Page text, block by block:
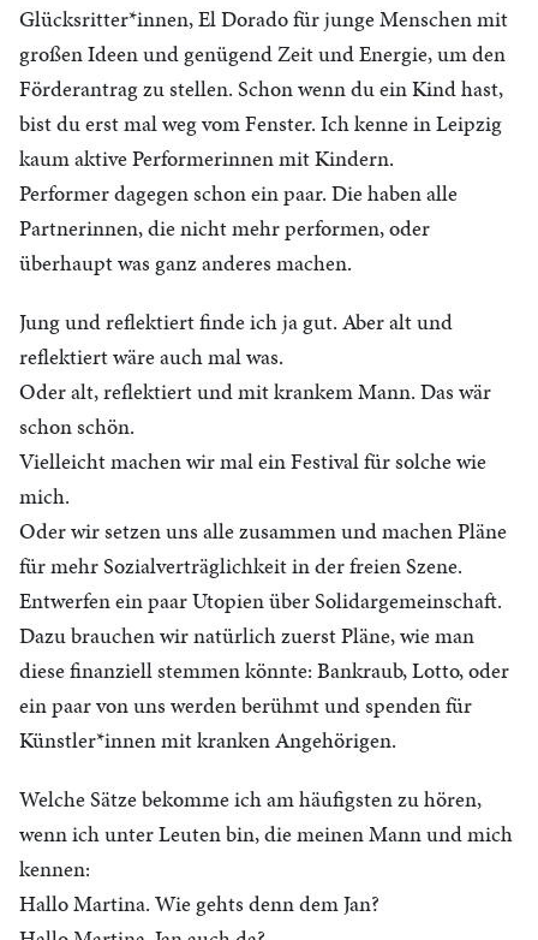
Glücksritter*innen, El Dorado für junge Menschen mit
großen Ideen und genügend Zeit und Energie, um den
Förderantrag zu stellen. Schon wenn du ein Kind hast,
bist du erst mal weg vom Fenster. Ich kenne in Leipzig
kaum aktive Performerinnen mit Kindern.
Performer dagegen schon ein paar. Die haben alle
Partnerinnen, die nicht mehr performen, oder
überhaupt was ganz anderes machen.
Jung und reflektiert finde ich ja gut. Aber alt und
reflektiert wäre auch mal was.
Oder alt, reflektiert und mit krankem Mann. Das wär
schon schön.
Vielleicht machen wir mal ein Festival für solche wie
mich.
Oder wir setzen uns alle zusammen und machen Pläne
für mehr Sozialverträglichkeit in der freien Szene.
Entwerfen ein paar Utopien über Solidargemeinschaft.
Dazu brauchen wir natürlich zuerst Pläne, wie man
diese finanziell stemmen könnte: Bankraub, Lotto, oder
ein paar von uns werden berühmt und spenden für
Künstler*innen mit kranken Angehörigen.
Welche Sätze bekomme ich am häufigsten zu hören,
wenn ich unter Leuten bin, die meinen Mann und mich
kennen:
Hallo Martina. Wie gehts denn dem Jan?